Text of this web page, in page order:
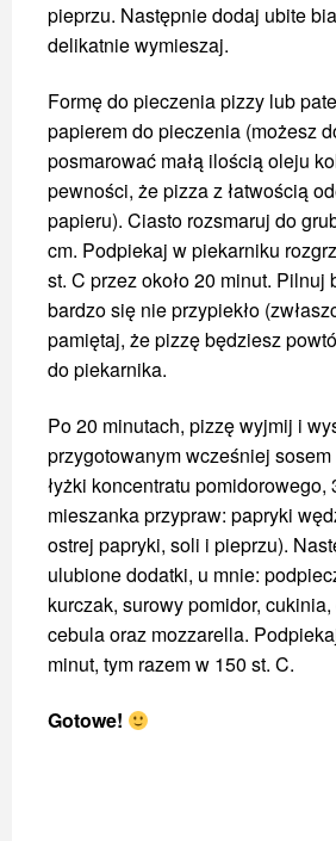
pieprzu. Następnie dodaj ubite
delikatnie wymieszaj.
Formę do pieczenia pizzy lub
papierem do pieczenia (możesz
posmarować małą ilością oleju
pewności, że pizza z łatwością
papieru). Ciasto rozsmaruj do
cm. Podpiekaj w piekarniku
st. C przez około 20 minut. Pilnuj
bardzo się nie przypiekło
pamiętaj, że pizzę będziesz
do piekarnika.
Po 20 minutach, pizzę wyjmij i
przygotowanym wcześniej sosem
łyżki koncentratu pomidorowego,
mieszanka przypraw: papryki
ostrej papryki, soli i pieprzu).
ulubione dodatki, u mnie:
kurczak, surowy pomidor,
cebula oraz mozzarella.
minut, tym razem w 150 st. C.
Gotowe!